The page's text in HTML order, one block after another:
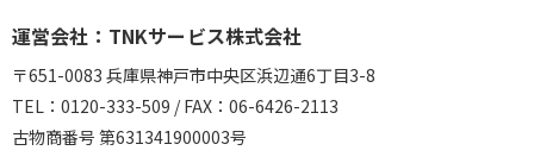
運営会社：TNKサービス株式会社
〒651-0083 兵庫県神戸市中央区浜辺通6丁目3-8
TEL：0120-333-509 / FAX：06-6426-2113
古物商番号 第631341900003号